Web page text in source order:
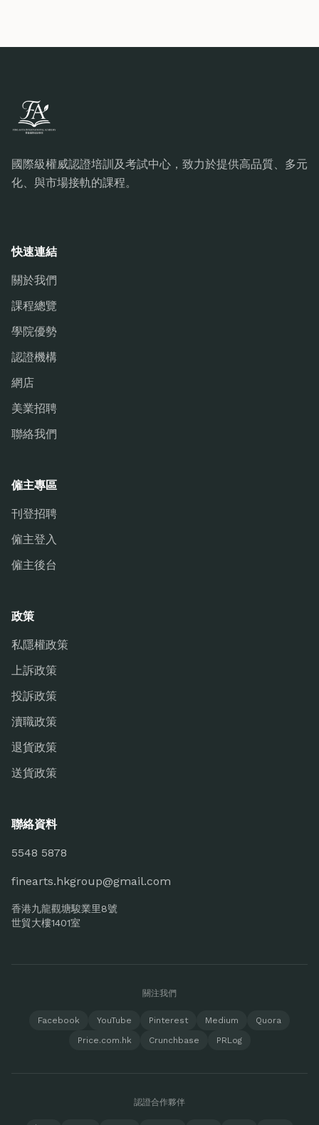
國際級權威認證培訓及考試中心，致力於提供高品質、多元
化、與市場接軌的課程。
快速連結
關於我們
課程總覽
學院優勢
認證機構
網店
美業招聘
聯絡我們
僱主專區
刊登招聘
僱主登入
僱主後台
政策
私隱權政策
上訴政策
投訴政策
瀆職政策
退貨政策
送貨政策
聯絡資料
5548 5878
finearts.hkgroup@gmail.com
香港九龍觀塘駿業里8號
世貿大樓1401室
關注我們
Facebook YouTube Pinterest Medium
Quora
Price.com.hk
Crunchbase PRLog
認證合作夥伴